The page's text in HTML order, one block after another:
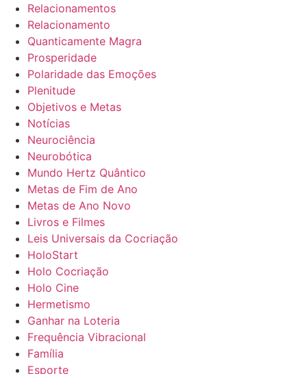
Relacionamentos
Relacionamento
Quanticamente Magra
Prosperidade
Polaridade das Emoções
Plenitude
Objetivos e Metas
Notícias
Neurociência
Neurobótica
Mundo Hertz Quântico
Metas de Fim de Ano
Metas de Ano Novo
Livros e Filmes
Leis Universais da Cocriação
HoloStart
Holo Cocriação
Holo Cine
Hermetismo
Ganhar na Loteria
Frequência Vibracional
Família
Esporte